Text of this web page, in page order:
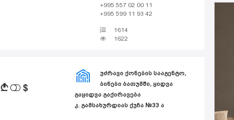
+995 557 02 00 11
+995 599 11 93 42
1614
1622
A $
ᲣᲫᲠᲐᲕᲘ ᲥᲝᲜᲔᲑᲘᲡ ᲡᲐᲐᲒᲔᲜᲢᲝ,
ᲑᲘᲜᲔᲑᲘ ᲑᲐᲗᲣᲛᲨᲘ, ᲧᲘᲓᲕᲐ
ᲒᲐᲧᲘᲓᲕᲐ ᲒᲐᲥᲘᲠᲐᲕᲔᲑᲐ
კ. გამსახურდიას ქუჩა №33 ა